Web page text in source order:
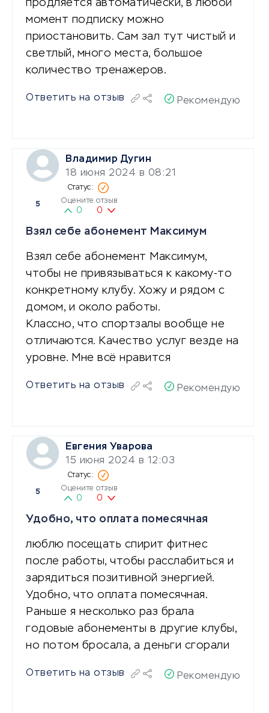
продляется автоматически, в любой
момент подписку можно
приостановить. Сам зал тут чистый и
светлый, много места, большое
количество тренажеров.
Ответить на отзыв Рекомендую
Владимир Дугин
18 июня 2024 в 08:21
5 Оцените отзыв
0 0
Взял себе абонемент Максимум
Взял себе абонемент Максимум,
чтобы не привязываться к какому-то
конкретному клубу. Хожу и рядом с
домом, и около работы.
Классно, что спортзалы вообще не
отличаются. Качество услуг везде на
уровне. Мне всё нравится
Ответить на отзыв Рекомендую
Евгения Уварова
15 июня 2024 в 12:03
5 Оцените отзыв
0 0
Удобно, что оплата помесячная
люблю посещать спирит фитнес
после работы, чтобы расслабиться и
зарядиться позитивной энергией.
Удобно, что оплата помесячная.
Раньше я несколько раз брала
годовые абонементы в другие клубы,
но потом бросала, а деньги сгорали
Ответить на отзыв Рекомендую